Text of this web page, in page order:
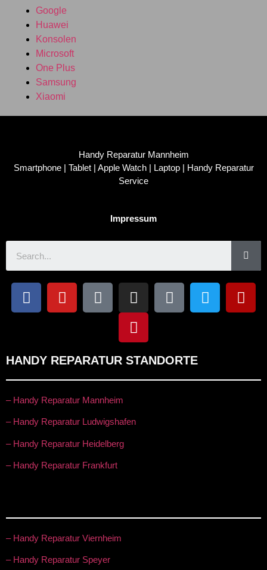
Google
Huawei
Konsolen
Microsoft
One Plus
Samsung
Xiaomi
Handy Reparatur Mannheim
Smartphone | Tablet | Apple Watch | Laptop | Handy Reparatur
Service
Impressum
HANDY REPARATUR STANDORTE
– Handy Reparatur Mannheim
– Handy Reparatur Ludwigshafen
– Handy Reparatur Heidelberg
– Handy Reparatur Frankfurt
– Handy Reparatur Viernheim
– Handy Reparatur Speyer